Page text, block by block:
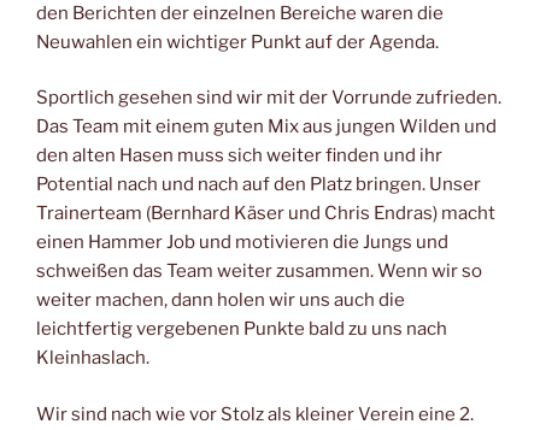
den Berichten der einzelnen Bereiche waren die
Neuwahlen ein wichtiger Punkt auf der Agenda.
Sportlich gesehen sind wir mit der Vorrunde zufrieden.
Das Team mit einem guten Mix aus jungen Wilden und
den alten Hasen muss sich weiter finden und ihr
Potential nach und nach auf den Platz bringen. Unser
Trainerteam (Bernhard Käser und Chris Endras) macht
einen Hammer Job und motivieren die Jungs und
schweißen das Team weiter zusammen. Wenn wir so
weiter machen, dann holen wir uns auch die
leichtfertig vergebenen Punkte bald zu uns nach
Kleinhaslach.
Wir sind nach wie vor Stolz als kleiner Verein eine 2.